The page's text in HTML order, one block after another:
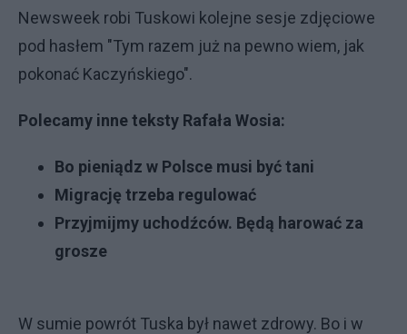
Newsweek robi Tuskowi kolejne sesje zdjęciowe
pod hasłem "Tym razem już na pewno wiem, jak
pokonać Kaczyńskiego".
Polecamy inne teksty Rafała Wosia:
Bo pieniądz w Polsce musi być tani
Migrację trzeba regulować
Przyjmijmy uchodźców. Będą harować za
grosze
W sumie powrót Tuska był nawet zdrowy. Bo i w